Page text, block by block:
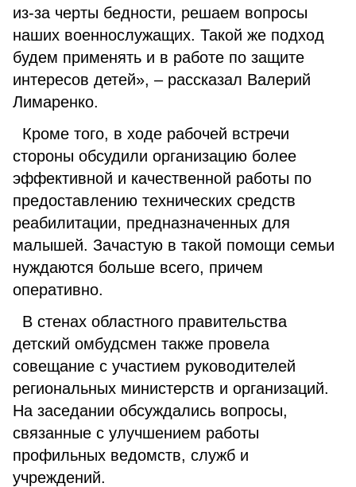
из-за черты бедности, решаем вопросы
наших военнослужащих. Такой же подход
будем применять и в работе по защите
интересов детей», – рассказал Валерий
Лимаренко.
Кроме того, в ходе рабочей встречи
стороны обсудили организацию более
эффективной и качественной работы по
предоставлению технических средств
реабилитации, предназначенных для
малышей. Зачастую в такой помощи семьи
нуждаются больше всего, причем
оперативно.
В стенах областного правительства
детский омбудсмен также провела
совещание с участием руководителей
региональных министерств и организаций.
На заседании обсуждались вопросы,
связанные с улучшением работы
профильных ведомств, служб и
учреждений.